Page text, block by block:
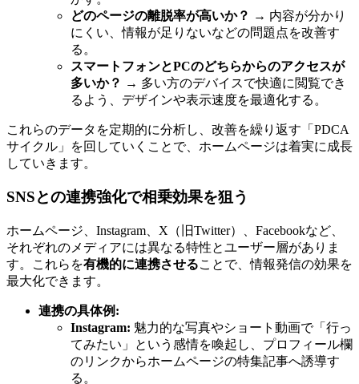
どのページの離脱率が高いか？ → 内容が分かり
にくい、情報が足りないなどの問題点を改善す
る。
スマートフォンとPCのどちらからのアクセスが
多いか？ → 多い方のデバイスで快適に閲覧でき
るよう、デザインや表示速度を最適化する。
これらのデータを定期的に分析し、改善を繰り返す「PDCA
サイクル」を回していくことで、ホームページは着実に成長
していきます。
SNSとの連携強化で相乗効果を狙う
ホームページ、Instagram、X（旧Twitter）、Facebookなど、
それぞれのメディアには異なる特性とユーザー層がありま
す。これらを有機的に連携させることで、情報発信の効果を
最大化できます。
連携の具体例:
Instagram: 魅力的な写真やショート動画で「行っ
てみたい」という感情を喚起し、プロフィール欄
のリンクからホームページの特集記事へ誘導す
る。